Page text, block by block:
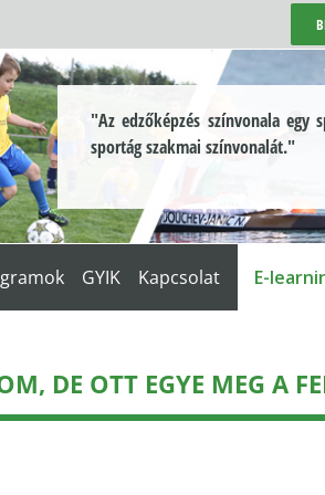
"Az edzőképzés színvonala egy
sportág szakmai színvonalát."
GYIK Kapcsolat E-
DE OTT EGYE MEG A